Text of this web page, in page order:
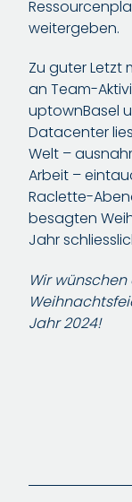
weitergeben.
Zu guter Letzt
an Team-
uptownBasel
Datacenter
Welt –
Arbeit –
Raclette-
besagten
Jahr
Wir
Jahr 2024!